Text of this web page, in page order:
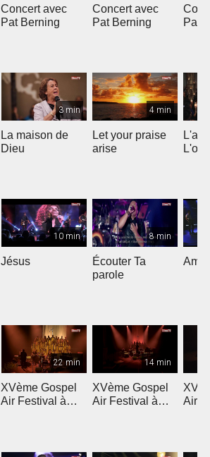
Concert avec
Pat Berning
Concert avec
Pat Berning
Pat
3 min
La maison de
Dieu
4 min
Let your praise
arise
10 min
Jésus
8 min
Écouter Ta
parole
Ami
22 min
XVème Gospel
Air Festival à
14 min
XVème Gospel
Air Festival à
Air